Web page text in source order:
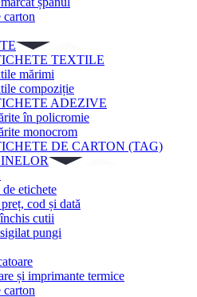
TEXTILE
mărimi
compoziție
ADEZIVE
în policromie
monocrom
DE CARTON (TAG)
etichete
cod și dată
cutii
pungi
și imprimante termice